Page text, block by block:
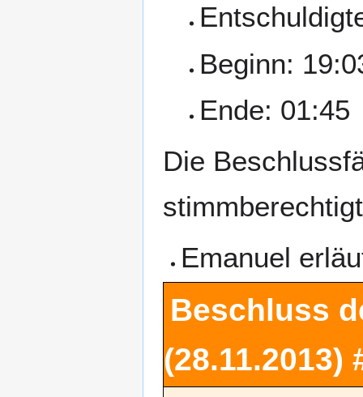
Beginn:
Ende: 01:45
Die
Emanuel
Beschluss